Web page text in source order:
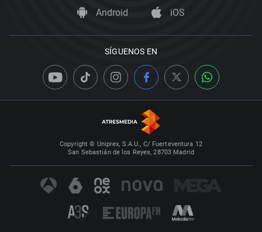
Android iOS
SÍGUENOS EN
Copyright © Uniprex, S.A.U., C/ Fuerteventura 12
San Sebastián de los Reyes, 28703 Madrid